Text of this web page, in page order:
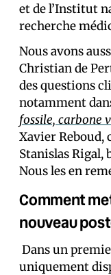
et de l’Institut
recherche
Nous avons
Christian de
des questions
notamment
fossile, carbone
Xavier Reboud,
Stanislas Rigal,
Nous les en
Comment
nouveau
Dans un
uniquement